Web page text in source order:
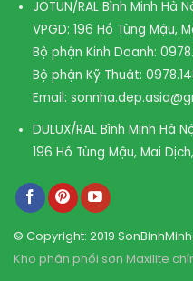
JOTUN/RAL Bình Minh Hà
VPGD: 196 Hồ Tùng Mậu,
Bộ phận Kinh Doanh:
Bộ phận Kỹ Thuật:
Email:
DULUX/RAL Bình Minh Hà
196 Hồ Tùng Mậu, Mai
© Copyright: 2019
Kho phân phối sơn Maxilite